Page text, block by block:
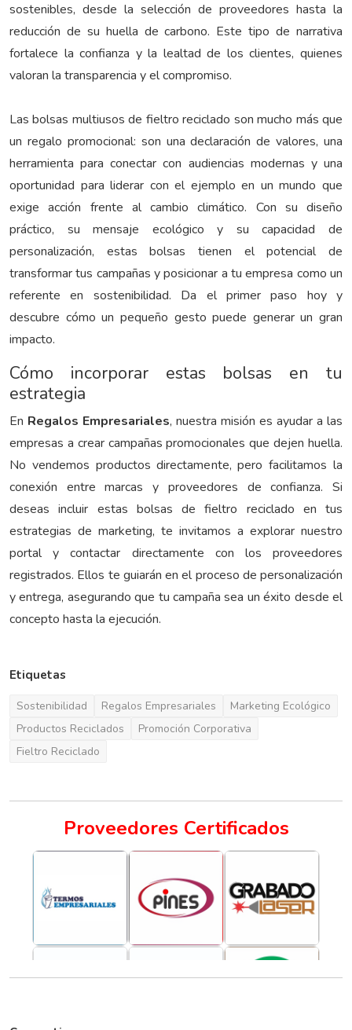
sostenibles, desde la selección de proveedores hasta la
reducción de su huella de carbono. Este tipo de narrativa
fortalece la confianza y la lealtad de los clientes, quienes
valoran la transparencia y el compromiso.
Las bolsas multiusos de fieltro reciclado son mucho más que
un regalo promocional: son una declaración de valores, una
herramienta para conectar con audiencias modernas y una
oportunidad para liderar con el ejemplo en un mundo que
exige acción frente al cambio climático. Con su diseño
práctico, su mensaje ecológico y su capacidad de
personalización, estas bolsas tienen el potencial de
transformar tus campañas y posicionar a tu empresa como un
referente en sostenibilidad. Da el primer paso hoy y
descubre cómo un pequeño gesto puede generar un gran
impacto.
Cómo incorporar estas bolsas en tu
estrategia
En Regalos Empresariales, nuestra misión es ayudar a las
empresas a crear campañas promocionales que dejen huella.
No vendemos productos directamente, pero facilitamos la
conexión entre marcas y proveedores de confianza. Si
deseas incluir estas bolsas de fieltro reciclado en tus
estrategias de marketing, te invitamos a explorar nuestro
portal y contactar directamente con los proveedores
registrados. Ellos te guiarán en el proceso de personalización
y entrega, asegurando que tu campaña sea un éxito desde el
concepto hasta la ejecución.
Etiquetas
Sostenibilidad Regalos Empresariales
Marketing Ecológico
Productos Reciclados
Promoción Corporativa
Fieltro Reciclado
Proveedores Certificados